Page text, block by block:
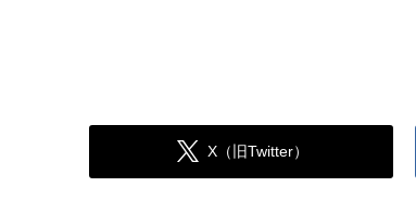
X（旧Twitter）